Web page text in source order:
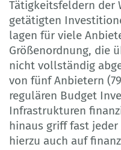
Tätigkeitsfeldern der
getätigten
lagen für viele
Größenordnung, die
nicht vollständig
von fünf Anbietern
regulären Budget
Infrastrukturen
hinaus griff fast
hierzu auch auf